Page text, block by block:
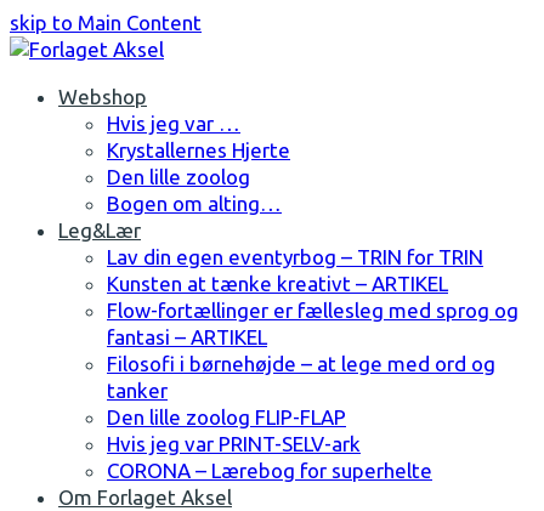
skip to Main Content
Facebook
Instagram
Webshop
Hvis jeg var …
Krystallernes Hjerte
Den lille zoolog
Bogen om alting…
Leg&Lær
Lav din egen eventyrbog – TRIN for TRIN
Kunsten at tænke kreativt – ARTIKEL
Flow-fortællinger er fællesleg med sprog og
fantasi – ARTIKEL
Filosofi i børnehøjde – at lege med ord og
tanker
Den lille zoolog FLIP-FLAP
Hvis jeg var PRINT-SELV-ark
CORONA – Lærebog for superhelte
Om Forlaget Aksel